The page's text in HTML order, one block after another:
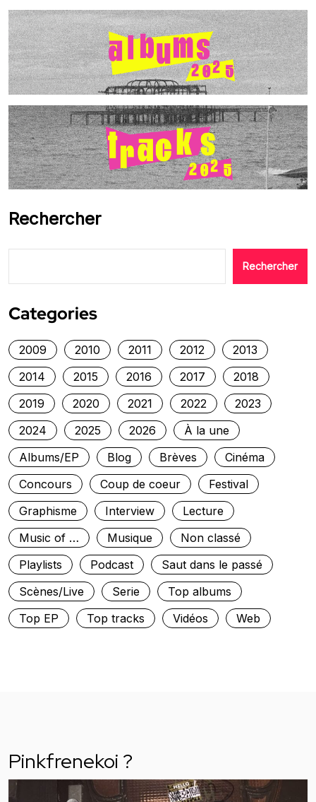
Rechercher
Rechercher
Categories
2009 2010 2011 2012
2013
2014
2015 2016 2017
2018
2019
2020 2021 2022
2023
2024
2025 2026
À la une
Albums/EP
Blog Brèves
Cinéma
Concours
Coup de coeur
Festival
Graphisme
Interview
Lecture
Music of …
Musique
Non classé
Playlists
Podcast
Saut dans le passé
Scènes/Live
Serie
Top albums
Top EP
Top tracks Vidéos Web
Pinkfrenekoi ?